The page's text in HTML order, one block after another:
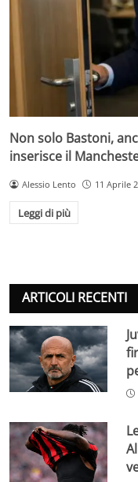
Non solo Bastoni,
inserisce il
Alessio Lento 11 Aprile
Leggi di più
ARTICOLI RECENTI